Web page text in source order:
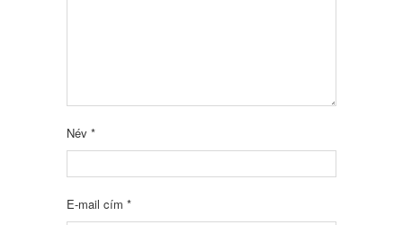
Név *
E-mail cím *